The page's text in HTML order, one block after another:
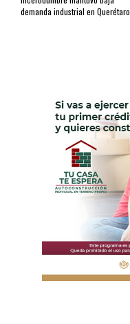
demanda industrial en Querétaro